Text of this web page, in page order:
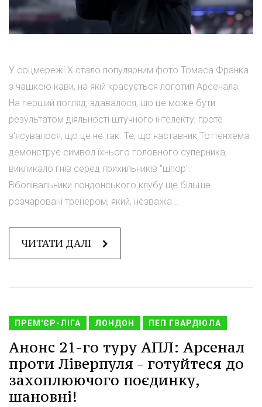
У соцмережі X стало популярним фото Томаса Франка
з чашкою кави, на якій красується логотип Арсенала.
На перший погляд, здавалося, що це може бути
результатом діяльності штучного інтелекту, проте
з'ясувалося, що це не так. Те, що наставник Тоттенхема
демонструє символ їхнього головного суперника,
викликало гнів серед прихильників "шпор".
Вболівальники лондонського клубу ще більше
розчаровані тренером, який, незважа...
ЧИТАТИ ДАЛІ
ПРЕМ'ЄР-ЛІГА ЛОНДОН ПЕП ГВАРДІОЛА
Анонс 21-го туру АПЛ: Арсенал
проти Ліверпуля - готуйтеся до
захоплюючого поєдинку,
шановні!